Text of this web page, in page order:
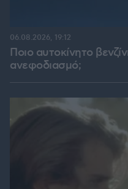
Ποιο αυτοκίνητο
ανεφοδιασμό;
06.08.2026, 19:12